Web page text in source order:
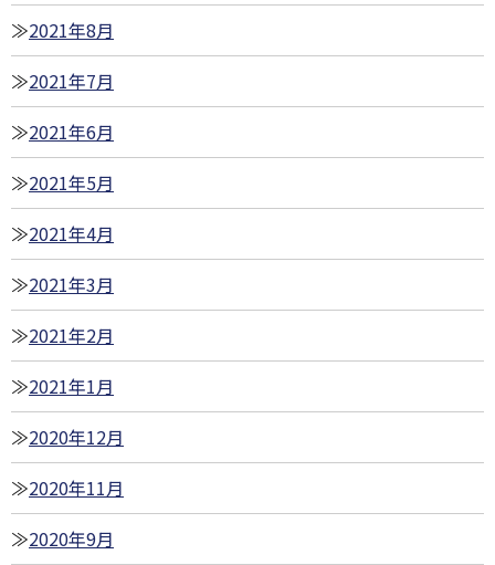
2021年8月
2021年7月
2021年6月
2021年5月
2021年4月
2021年3月
2021年2月
2021年1月
2020年12月
2020年11月
2020年9月